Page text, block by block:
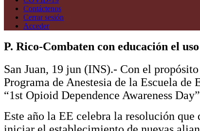
Contáctenos
Cerrar sesión
Acceder
P. Rico-Combaten con educación el
San Juan, 19 jun (INS).- Con el
Programa de Anestesia de la Escuela
“1st Opioid Dependence Awareness
Este año la EE celebra la resolución